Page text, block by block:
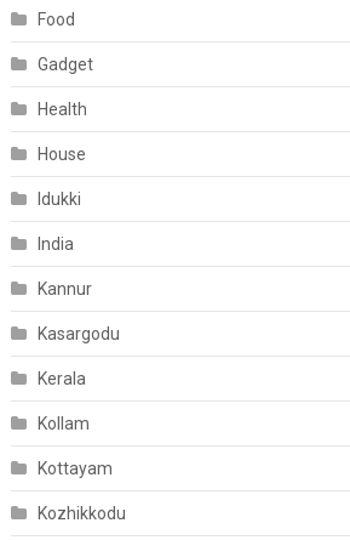
Food
Gadget
Health
House
Idukki
India
Kannur
Kasargodu
Kerala
Kollam
Kottayam
Kozhikkodu